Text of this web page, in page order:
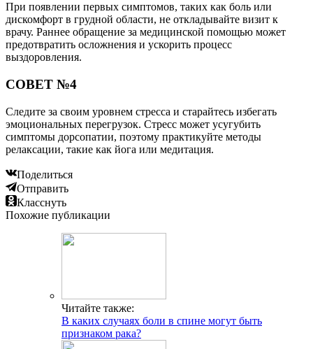
При появлении первых симптомов, таких как боль или
дискомфорт в грудной области, не откладывайте визит к
врачу. Раннее обращение за медицинской помощью может
предотвратить осложнения и ускорить процесс
выздоровления.
СОВЕТ №4
Следите за своим уровнем стресса и старайтесь избегать
эмоциональных перегрузок. Стресс может усугубить
симптомы дорсопатии, поэтому практикуйте методы
релаксации, такие как йога или медитация.
Поделиться
Отправить
Класснуть
Похожие публикации
Читайте также:
В каких случаях боли в спине могут быть
признаком рака?